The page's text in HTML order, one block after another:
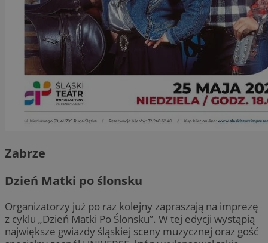
Zabrze
Dzień Matki po ślonsku
Organizatorzy już po raz kolejny zapraszają na imprezę
z cyklu „Dzień Matki Po Ślonsku”. W tej edycji wystąpią
największe gwiazdy śląskiej sceny muzycznej oraz gość